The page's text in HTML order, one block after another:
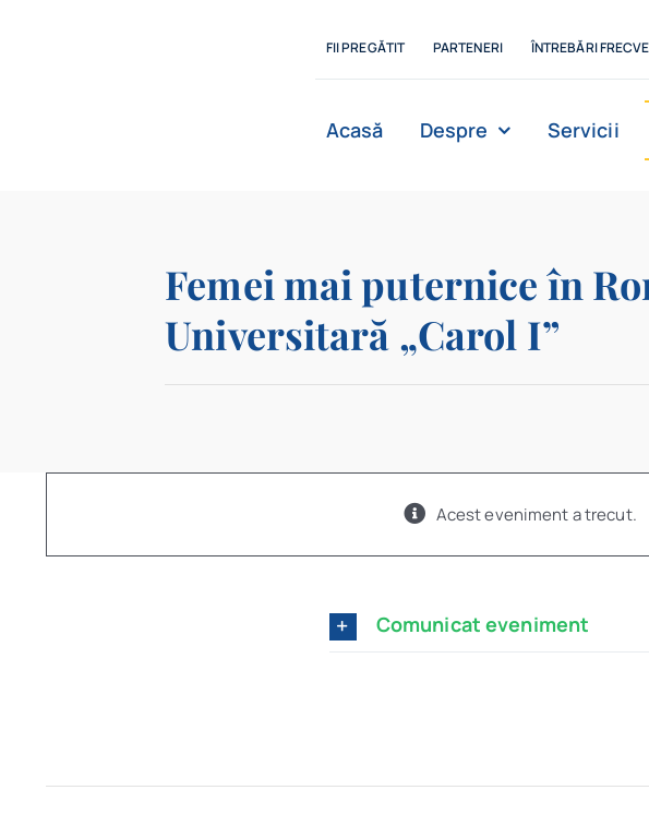
FII PREGĂTIT PARTENERI ÎNTREBĂRI
Acasă Despre Servicii
Femei mai puternice în
Universitară „Carol I”
Acest eveniment a trecut.
Comunicat eveniment